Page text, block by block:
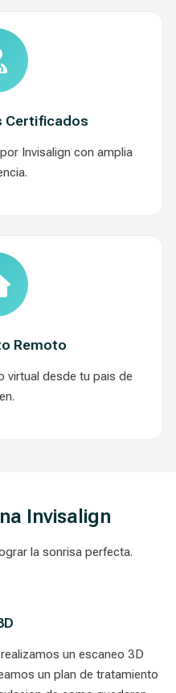
Certificados
Invisalign con amplia
Remoto
virtual desde tu pais de
Invisalign
la sonrisa perfecta.
un escaneo 3D
un plan de tratamiento